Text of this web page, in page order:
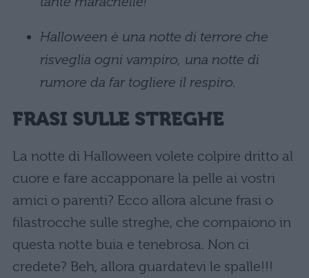
Halloween è una notte di terrore che
risveglia ogni vampiro, una notte di
rumore da far togliere il respiro.
FRASI SULLE STREGHE
La notte di Halloween volete colpire dritto al
cuore e fare accapponare la pelle ai vostri
amici o parenti? Ecco allora alcune frasi o
filastrocche sulle streghe, che compaiono in
questa notte buia e tenebrosa. Non ci
credete? Beh, allora guardatevi le spalle!!!